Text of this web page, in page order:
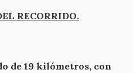
RECORRIDO.
de19 kilómetros, con